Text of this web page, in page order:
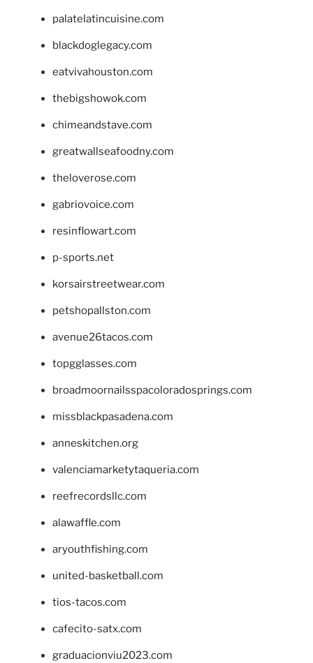
palatelatincuisine.com
blackdoglegacy.com
eatvivahouston.com
thebigshowok.com
chimeandstave.com
greatwallseafoodny.com
theloverose.com
gabriovoice.com
resinflowart.com
p-sports.net
korsairstreetwear.com
petshopallston.com
avenue26tacos.com
topgglasses.com
broadmoornailsspacoloradosprings.com
missblackpasadena.com
anneskitchen.org
valenciamarketytaqueria.com
reefrecordsllc.com
alawaffle.com
aryouthfishing.com
united-basketball.com
tios-tacos.com
cafecito-satx.com
graduacionviu2023.com